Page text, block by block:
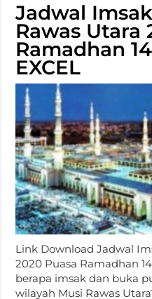
Jadwal
Rawas Utara
Ramadhan
EXCEL
Link Download Jadwal
2020 Puasa Ramadhan
berapa imsak dan buka
wilayah Musi Rawas